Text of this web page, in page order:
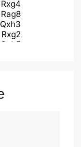
Rxg4
Rag8
Qxh3
Rxg2
Qxh5